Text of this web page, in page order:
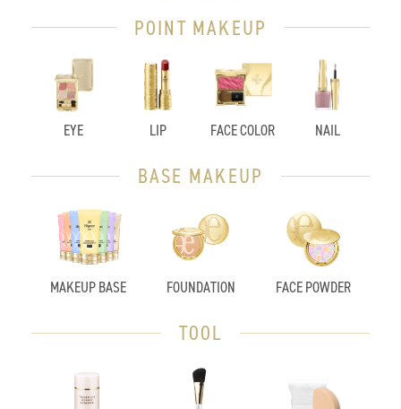
POINT MAKEUP
EYE LIP FACE COLOR NAIL
BASE MAKEUP
MAKEUP BASE FOUNDATION FACE POWDER
TOOL